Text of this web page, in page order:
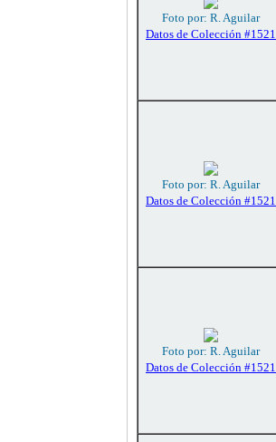
Foto por: R. Aguilar
Datos de Colección #1521
Foto por: R. Aguilar
Datos de Colección #1521
Foto por: R. Aguilar
Datos de Colección #1521